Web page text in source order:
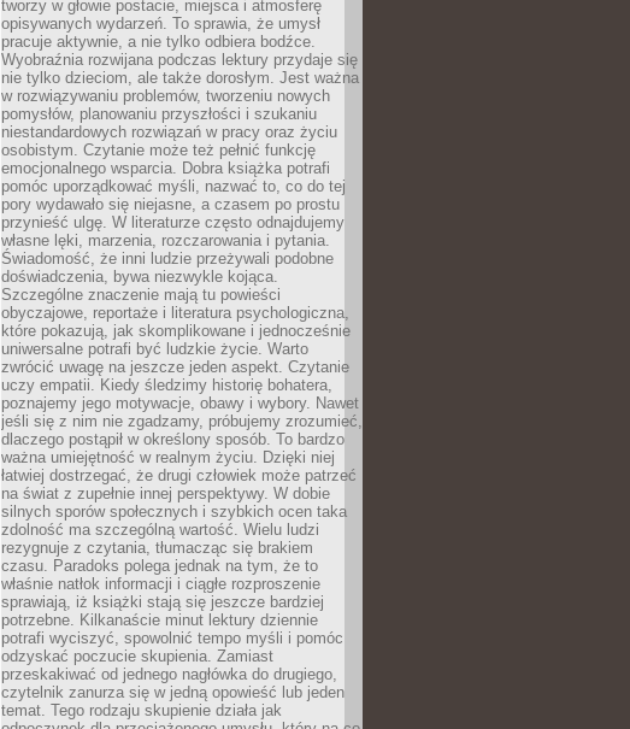
tworzy w głowie postacie, miejsca i atmosferę
opisywanych wydarzeń. To sprawia, że umysł
pracuje aktywnie, a nie tylko odbiera bodźce.
Wyobraźnia rozwijana podczas lektury przydaje się
nie tylko dzieciom, ale także dorosłym. Jest ważna
w rozwiązywaniu problemów, tworzeniu nowych
pomysłów, planowaniu przyszłości i szukaniu
niestandardowych rozwiązań w pracy oraz życiu
osobistym. Czytanie może też pełnić funkcję
emocjonalnego wsparcia. Dobra książka potrafi
pomóc uporządkować myśli, nazwać to, co do tej
pory wydawało się niejasne, a czasem po prostu
przynieść ulgę. W literaturze często odnajdujemy
własne lęki, marzenia, rozczarowania i pytania.
Świadomość, że inni ludzie przeżywali podobne
doświadczenia, bywa niezwykle kojąca.
Szczególne znaczenie mają tu powieści
obyczajowe, reportaże i literatura psychologiczna,
które pokazują, jak skomplikowane i jednocześnie
uniwersalne potrafi być ludzkie życie. Warto
zwrócić uwagę na jeszcze jeden aspekt. Czytanie
uczy empatii. Kiedy śledzimy historię bohatera,
poznajemy jego motywacje, obawy i wybory. Nawet
jeśli się z nim nie zgadzamy, próbujemy zrozumieć,
dlaczego postąpił w określony sposób. To bardzo
ważna umiejętność w realnym życiu. Dzięki niej
łatwiej dostrzegać, że drugi człowiek może patrzeć
na świat z zupełnie innej perspektywy. W dobie
silnych sporów społecznych i szybkich ocen taka
zdolność ma szczególną wartość. Wielu ludzi
rezygnuje z czytania, tłumacząc się brakiem
czasu. Paradoks polega jednak na tym, że to
właśnie natłok informacji i ciągłe rozproszenie
sprawiają, iż książki stają się jeszcze bardziej
potrzebne. Kilkanaście minut lektury dziennie
potrafi wyciszyć, spowolnić tempo myśli i pomóc
odzyskać poczucie skupienia. Zamiast
przeskakiwać od jednego nagłówka do drugiego,
czytelnik zanurza się w jedną opowieść lub jeden
temat. Tego rodzaju skupienie działa jak